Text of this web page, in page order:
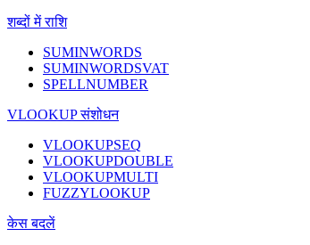
शब्दों में राशि
SUMINWORDS
SUMINWORDSVAT
SPELLNUMBER
VLOOKUP संशोधन
VLOOKUPSEQ
VLOOKUPDOUBLE
VLOOKUPMULTI
FUZZYLOOKUP
केस बदलें